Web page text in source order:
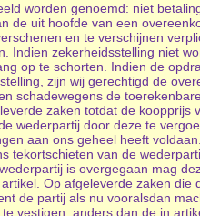
worden genoemd: niet
de uit hoofde van een
en te verschijnen
Indien zekerheidsstelling niet
op te schorten. Indien de
zijn wij gerechtigd de
schadewegens de
zaken totdat de koopprijs
wederpartij door deze te
aan ons geheel heeft
tekortschieten van de
is overgegaan mag
Op afgeleverde zaken die
de partij als nu vooralsdan
vestigen, anders dan de in